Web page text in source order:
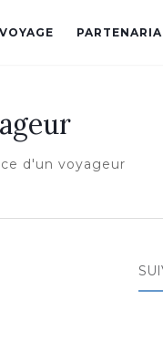
d'un voyageur